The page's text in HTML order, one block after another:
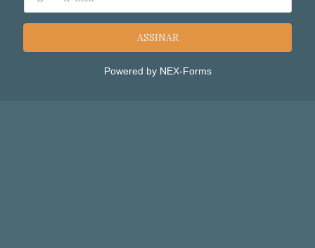
ASSINAR
Powered by NEX-Forms